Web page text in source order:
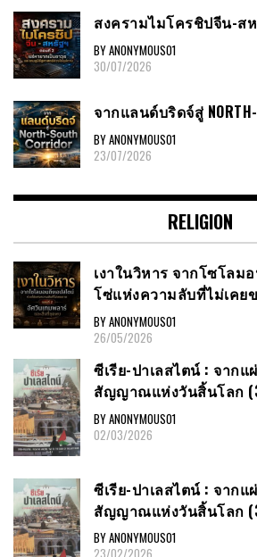
สงครามไมโครชิปจีน-ส
BY ANONYMOUS01
30/07/2026
จากแลนด์บริดจ์สู่ NORTH-
BY ANONYMOUS01
23/07/2026
RELIGION
เงาในวิหาร จากโซโลม
โซ่แห่งความลับที่ไม่เคย
BY ANONYMOUS01
26/05/2026
ซีเรีย​-ปาเลสไตน์​ : จาก
สัญญาณ​แห่งวันสิ้นโลก​
BY ANONYMOUS01
02/03/2026
ซีเรีย​-ปาเลสไตน์​ : จาก
สัญญาณ​แห่งวันสิ้นโลก​
BY ANONYMOUS01